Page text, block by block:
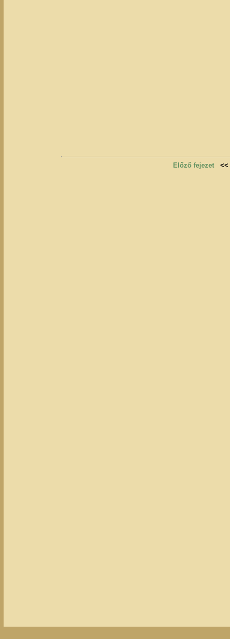
Előző fejezet <<